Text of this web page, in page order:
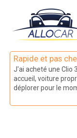
principal
Rapide et pas
J'ai acheté une Clio
accueil, voiture
déplorer pour le